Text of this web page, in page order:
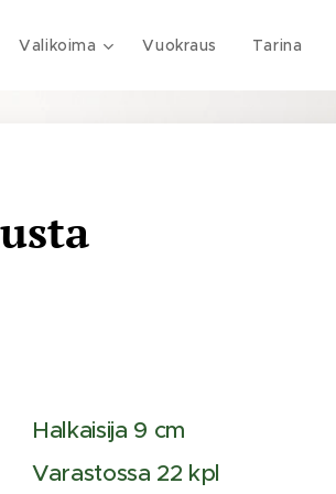
Valikoima Vuokraus Tarina
Halkaisija 9 cm
Varastossa 22 kpl